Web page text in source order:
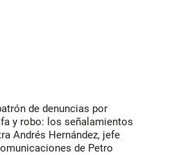
de denuncias por
y robo: los señalamientos
Andrés Hernández, jefe
de Petro